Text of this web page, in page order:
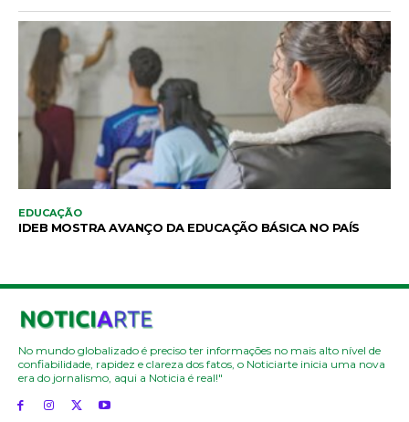
EDUCAÇÃO
IDEB MOSTRA AVANÇO DA EDUCAÇÃO BÁSICA NO PAÍS
No mundo globalizado é preciso ter informações no mais alto nível de
confiabilidade, rapidez e clareza dos fatos, o Noticiarte inicia uma nova
era do jornalismo, aqui a Noticia é real!"